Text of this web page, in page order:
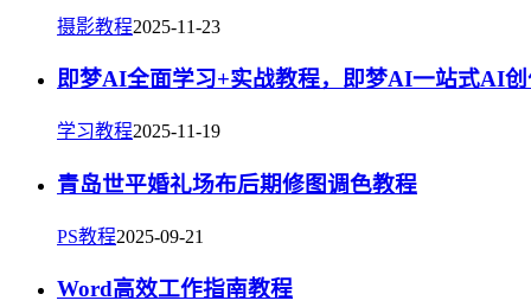
摄影教程2025-11-23
即梦AI全面学习+实战教程，即梦AI一站式AI
学习教程2025-11-19
青岛世平婚礼场布后期修图调色教程
PS教程2025-09-21
Word高效工作指南教程